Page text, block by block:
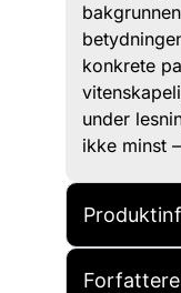
konkrete
under
ikke minst